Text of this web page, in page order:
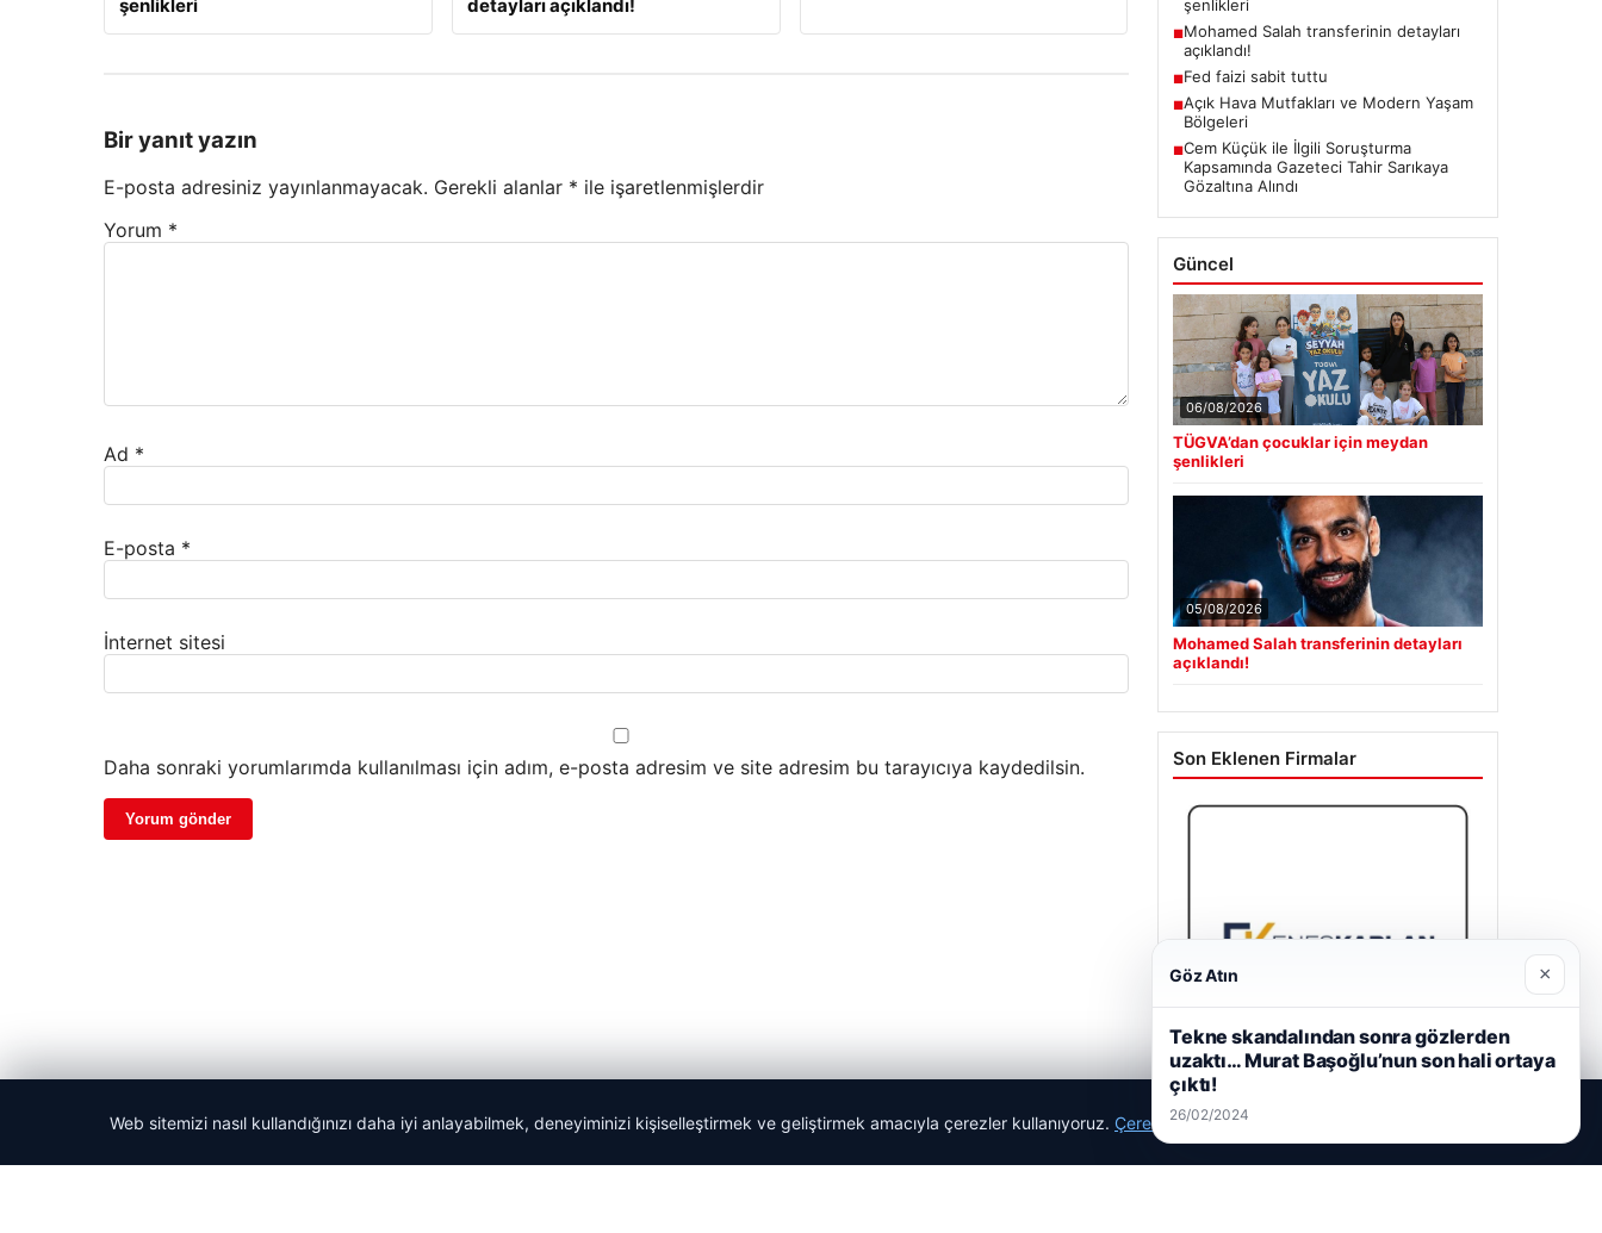
şenlikleri
detayları açıklandı!
Bir yanıt yazın
E-posta adresiniz yayınlanmayacak. Gerekli alanlar * ile işaretlenmişlerdir
Yorum *
Ad *
E-posta *
İnternet sitesi
Daha sonraki yorumlarımda kullanılması için adım, e-posta adresim ve site adresim bu tarayıcıya kaydedilsin.
şenlikleri
■Mohamed Salah transferinin detayları
açıklandı!
■Fed faizi sabit tuttu
■Açık Hava Mutfakları ve Modern Yaşam
Bölgeleri
■Cem Küçük ile İlgili Soruşturma
Kapsamında Gazeteci Tahir Sarıkaya
Gözaltına Alındı
Güncel
06/08/2026
TÜGVA’dan çocuklar için meydan
şenlikleri
05/08/2026
Mohamed Salah transferinin detayları
açıklandı!
Son Eklenen Firmalar
Enes Kaplan Avukatlık Bürosu
Web sitemizi nasıl kullandığınızı daha iyi anlayabilmek, deneyiminizi kişiselleştirmek ve geliştirmek amacıyla çerezler kullanıyoruz. Çerez Politikamız
Göz Atın ×
Tekne skandalından sonra gözlerden
uzaktı… Murat Başoğlu’nun son hali ortaya
çıktı!
26/02/2024